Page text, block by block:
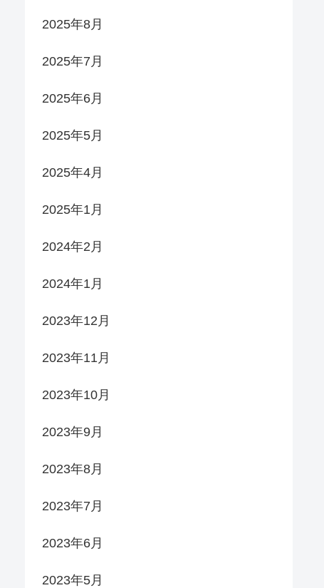
2025年8月
2025年7月
2025年6月
2025年5月
2025年4月
2025年1月
2024年2月
2024年1月
2023年12月
2023年11月
2023年10月
2023年9月
2023年8月
2023年7月
2023年6月
2023年5月